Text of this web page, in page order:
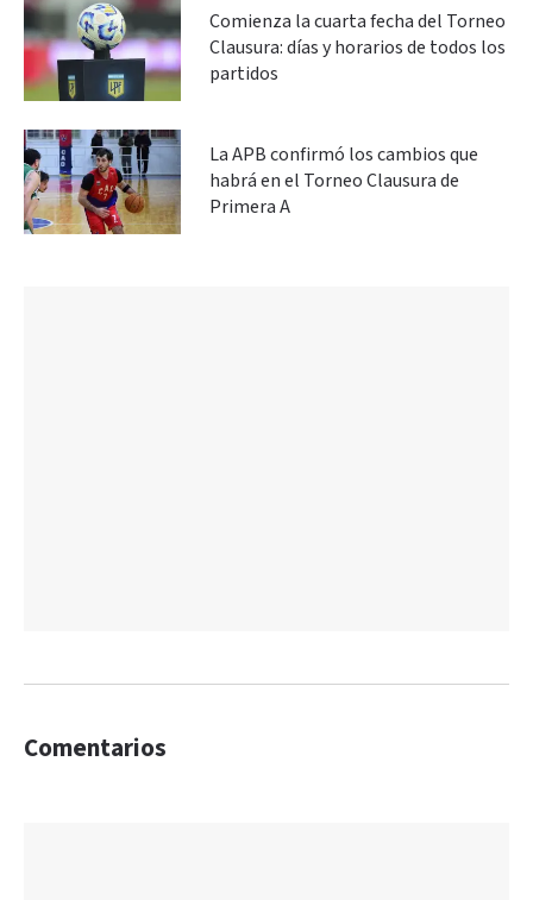
Comienza la cuarta fecha del Torneo
Clausura: días y horarios de todos los
partidos
La APB confirmó los cambios que
habrá en el Torneo Clausura de
Primera A
Comentarios